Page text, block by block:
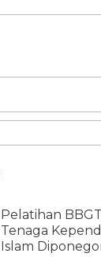
Pelatihan
Tenaga
Islam